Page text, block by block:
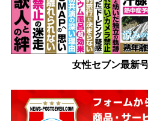
女性セブン最新